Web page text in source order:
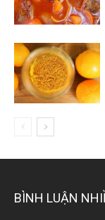
BÌNH LUẬN